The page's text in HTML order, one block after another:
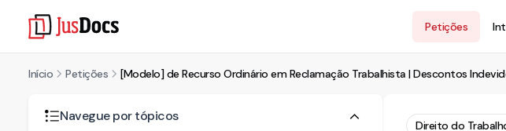
Petições
Início Petições [Modelo] de Recurso Ordinário em Reclamação Trabalhista | Descontos
Navegue por tópicos
Direito do